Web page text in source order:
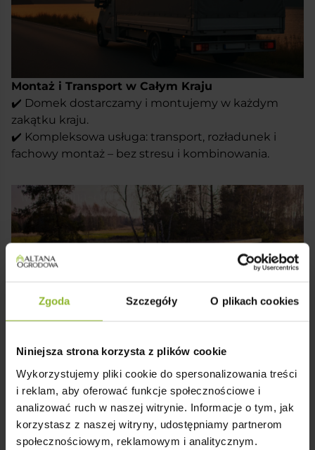
Zgoda Szczegóły O plikach cookies
Niniejsza strona korzysta z plików cookie
Wykorzystujemy pliki cookie do spersonalizowania treści
i reklam, aby oferować funkcje społecznościowe i
analizować ruch w naszej witrynie. Informacje o tym, jak
korzystasz z naszej witryny, udostępniamy partnerom
społecznościowym, reklamowym i analitycznym.
Montaż i Transport w Całym Kraju
✔️ Domek dostarczamy i montujemy w każdym
zakątku kraju.
✔️ Kompleksowa usługa: transport, rozładunek i
fachowy montaż – bez stresu i kombinowania.
Efekt „Wow” Już Od Pierwszego Spojrzenia
✔️ Wyróżniają się już z daleka – proporcje, detale,
bryła.
✔️ Codziennie budzą zachwyt – i chęć, by wracać tu